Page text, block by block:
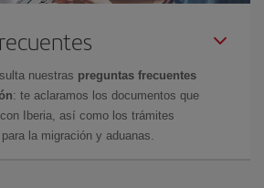
nuestras preguntas frecuentes
: te aclaramos los documentos que
Iberia, así como los trámites
la migración y aduanas.